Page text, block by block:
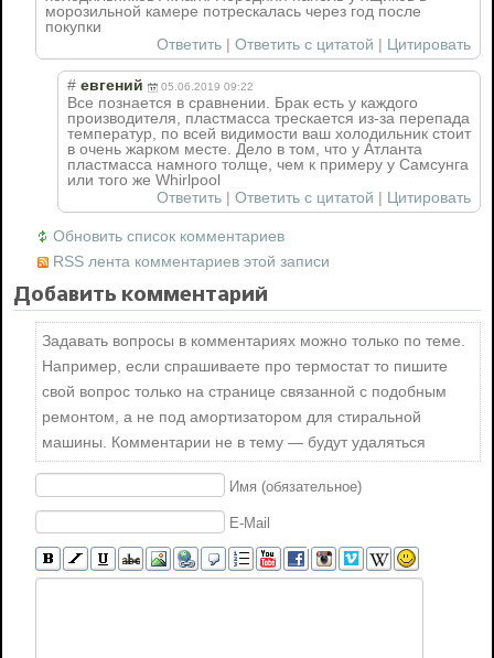
морозильной камере потрескалась через год после
покупки
Ответить | Ответить с цитатой | Цитировать
# евгений 05.06.2019 09:22
Все познается в сравнении. Брак есть у каждого
производителя, пластмасса трескается из-за перепада
температур, по всей видимости ваш холодильник стоит
в очень жарком месте. Дело в том, что у Атланта
пластмасса намного толще, чем к примеру у Самсунга
или того же Whirlpool
Ответить | Ответить с цитатой | Цитировать
Обновить список комментариев
RSS лента комментариев этой записи
Добавить комментарий
Задавать вопросы в комментариях можно только по теме.
Например, если спрашиваете про термостат то пишите
свой вопрос только на странице связанной с подобным
ремонтом, а не под амортизатором для стиральной
машины. Комментарии не в тему — будут удаляться
Имя (обязательное)
E-Mail